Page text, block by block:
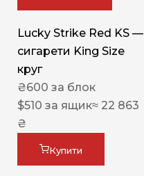
Lucky Strike Red KS —
сигарети King Size
круг
₴600 за блок
$510 за ящик≈ 22 863
₴
Купити